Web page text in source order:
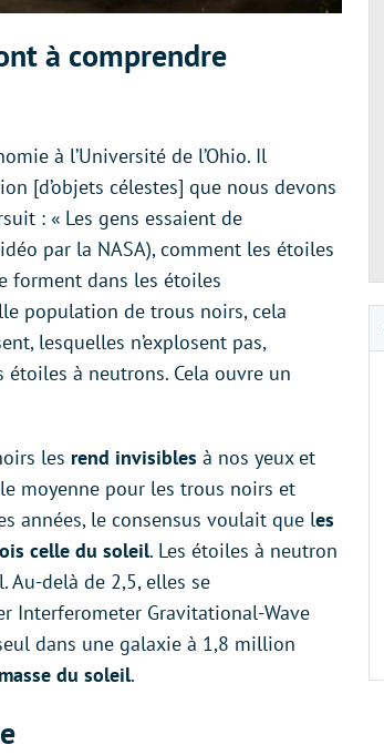
à comprendre
à l’Université de l’Ohio. Il
[d’objets célestes] que nous devons
: « Les gens essaient de
par la NASA), comment les étoiles
forment dans les étoiles
population de trous noirs, cela
lesquelles n’explosent pas,
à neutrons. Cela ouvre un
les rend invisibles à nos yeux et
moyenne pour les trous noirs et
années, le consensus voulait que les
celle du soleil. Les étoiles à neutron
Au-delà de 2,5, elles se
Interferometer Gravitational-Wave
dans une galaxie à 1,8 million
du soleil.